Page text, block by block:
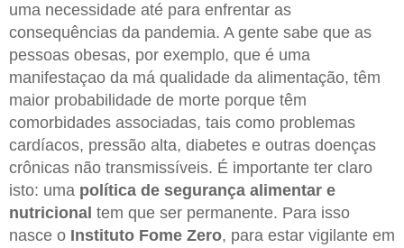
uma necessidade até para enfrentar as
consequências da pandemia. A gente sabe que as
pessoas obesas, por exemplo, que é uma
manifestaçao da má qualidade da alimentação, têm
maior probabilidade de morte porque têm
comorbidades associadas, tais como problemas
cardíacos, pressão alta, diabetes e outras doenças
crônicas não transmissíveis. É importante ter claro
isto: uma política de segurança alimentar e
nutricional tem que ser permanente. Para isso
nasce o Instituto Fome Zero, para estar vigilante em